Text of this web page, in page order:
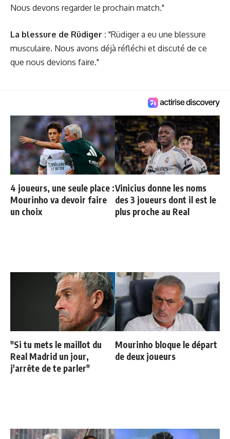
Nous devons regarder le prochain match."
La blessure de Rüdiger : "Rüdiger a eu une blessure
musculaire. Nous avons déjà réfléchi et discuté de ce
que nous devions faire."
4 joueurs, une seule place :
Mourinho va devoir faire
un choix
Vinicius donne les noms
des 3 joueurs dont il est le
plus proche au Real
"Si tu mets le maillot du
Real Madrid un jour,
j'arrête de te parler"
Mourinho bloque le départ
de deux joueurs